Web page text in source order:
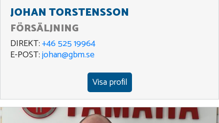
JOHAN TORSTENSSON
FÖRSÄLJNING
DIREKT:+46 525 19964
E-POST:johan@gbm.se
Visa profil